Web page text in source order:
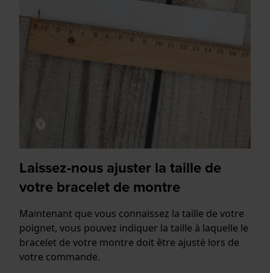
Laissez-nous ajuster la taille de
votre bracelet de montre
Maintenant que vous connaissez la taille de votre
poignet, vous pouvez indiquer la taille à laquelle le
bracelet de votre montre doit être ajusté lors de
votre commande.